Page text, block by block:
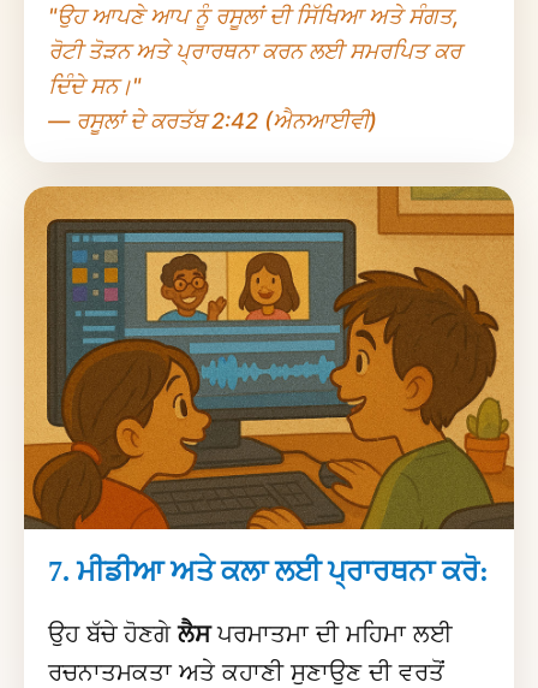
"ਉਹ ਆਪਣੇ ਆਪ ਨੂੰ ਰਸੂਲਾਂ ਦੀ ਸਿੱਖਿਆ ਅਤੇ ਸੰਗਤ,
ਰੋਟੀ ਤੋੜਨ ਅਤੇ ਪ੍ਰਾਰਥਨਾ ਕਰਨ ਲਈ ਸਮਰਪਿਤ ਕਰ
ਦਿੰਦੇ ਸਨ।"
— ਰਸੂਲਾਂ ਦੇ ਕਰਤੱਬ 2:42 (ਐਨਆਈਵੀ)
7. ਮੀਡੀਆ ਅਤੇ ਕਲਾ ਲਈ ਪ੍ਰਾਰਥਨਾ ਕਰੋ:
ਉਹ ਬੱਚੇ ਹੋਣਗੇਲੈਸਪਰਮਾਤਮਾ ਦੀ ਮਹਿਮਾ ਲਈ
ਰਚਨਾਤਮਕਤਾ ਅਤੇ ਕਹਾਣੀ ਸੁਣਾਉਣ ਦੀ ਵਰਤੋਂ